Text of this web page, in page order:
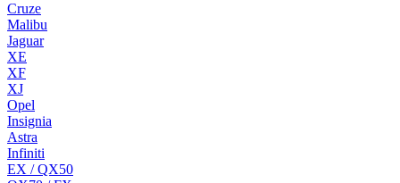
Cruze
Malibu
Jaguar
XE
XF
XJ
Opel
Insignia
Astra
Infiniti
EX / QX50